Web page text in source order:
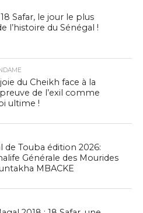
18 Safar, le jour le plus
l’histoire du Sénégal !
du Cheikh face à la
de l’exil comme
ultime !
de Touba édition 2026:
Générale des Mourides
MBACKE